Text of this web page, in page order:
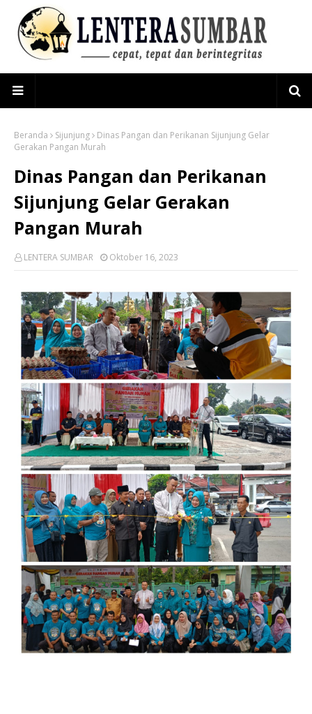
Beranda Sijunjung
Dinas Pangan dan Perikanan Sijunjung Gelar
Gerakan Pangan Murah
Dinas Pangan dan Perikanan
Sijunjung Gelar Gerakan
Pangan Murah
LENTERA SUMBAR Oktober 16, 2023